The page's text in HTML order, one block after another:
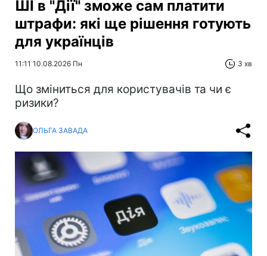
ШІ в "Дії" зможе сам платити
штрафи: які ще рішення готують
для українців
11:11 10.08.2026 Пн 3 хв
Що зміниться для користувачів та чи є
ризики?
ОЛЬГА ЗАВАДА